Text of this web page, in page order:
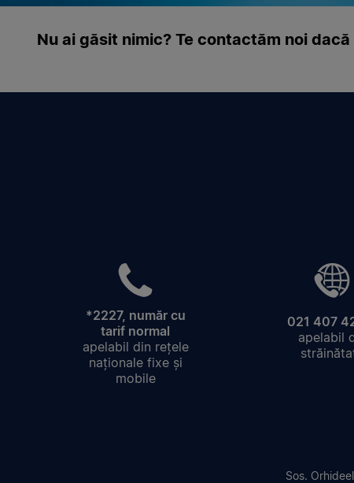
Nu ai găsit nimic? Te contactăm noi
*2227, număr cu
tarif normal
apelabil din rețele
naționale fixe și
mobile
021 407
apelabil
Sos.